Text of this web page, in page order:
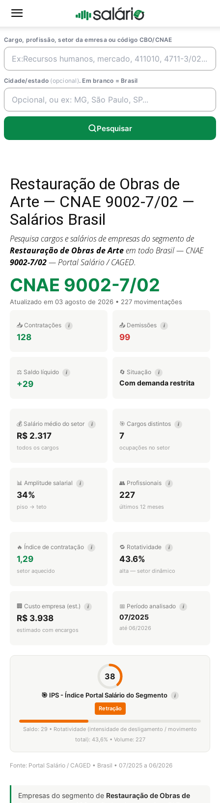
Cargo, profissão, setor da emresa ou código CBO/CNAE
Cidade/estado (opcional). Em branco = Brasil
Pesquisar
Restauração de Obras de
Arte — CNAE 9002-7/02 —
Salários Brasil
Pesquisa cargos e salários de empresas do segmento de
Restauração de Obras de Arteem todo Brasil — CNAE
9002-7/02— Portal Salário / CAGED.
CNAE 9002-7/02
Atualizado em 03 agosto de 2026 • 227 movimentações
📥 Contratações i
128
📤 Demissões i
99
⚖️ Saldo líquido i
+29
🔄 Situação i
Com demanda restrita
💰 Salário médio do setor i
R$ 2.317
todos os cargos
🎯 Cargos distintos i
7
ocupações no setor
📊 Amplitude salarial i
34%
piso → teto
👥 Profissionais i
227
últimos 12 meses
🔥 Índice de contratação i
1,29
setor aquecido
🔁 Rotatividade i
43.6%
alta — setor dinâmico
🏢 Custo empresa (est.) i
R$ 3.938
estimado com encargos
📅 Período analisado i
07/2025
até 06/2026
38
🎯 IPS - Índice Portal Salário do Segmento i
Retração
Saldo: 29 • Rotatividade (intensidade de desligamento / movimento
total): 43,6% • Volume: 227
Fonte: Portal Salário / CAGED • Brasil • 07/2025 a 06/2026
Empresas do segmento de Restauração de Obras de